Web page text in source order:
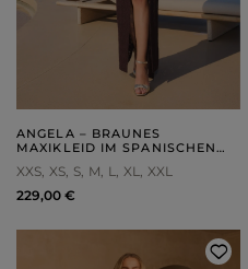
ANGELA – BRAUNES
MAXIKLEID IM SPANISCHEN
XXS XS S M L XL XXL
229,00 €